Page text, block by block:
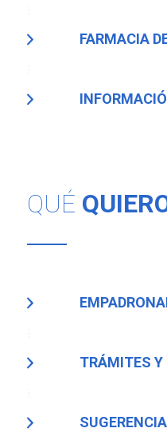
FARMACIA
QUÉ
TRÁMITES Y